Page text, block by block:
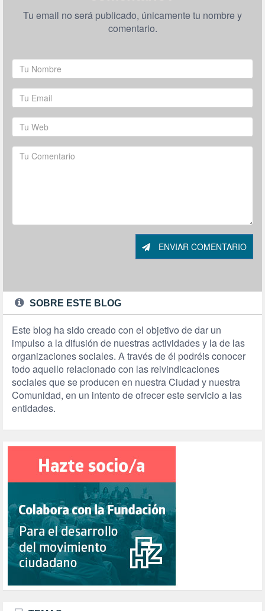
Tu email no será publicado, únicamente tu nombre y
comentario.
ENVIAR COMENTARIO
SOBRE ESTE BLOG
Este blog ha sido creado con el objetivo de dar un
impulso a la difusión de nuestras actividades y la de las
organizaciones sociales. A través de él podréis conocer
todo aquello relacionado con las reivindicaciones
sociales que se producen en nuestra Ciudad y nuestra
Comunidad, en un intento de ofrecer este servicio a las
entidades.